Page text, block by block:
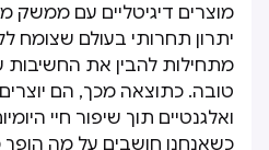
מוצרים דיגיטליים עם ממשק
יתרון תחרותי בעולם שצומח
מתחילות להבין את
טובה. כתוצאה מכך, הם יוצרים
ואלגנטיים תוך שיפור חיי
כשאנחנו חושבים על מה